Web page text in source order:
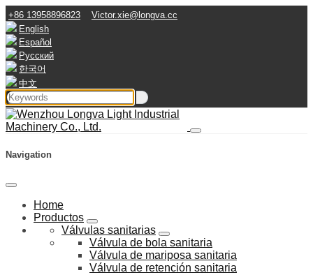
+86 13958896823
Victor.xie@longva.cc
English
Español
Русский
한국어
中文
Navigation
Home
Productos
Válvulas sanitarias
Válvula de bola sanitaria
Válvula de mariposa sanitaria
Válvula de retención sanitaria